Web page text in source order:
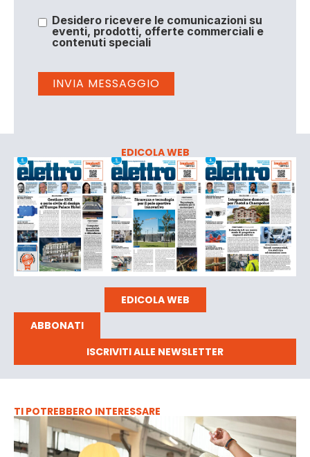
Desidero ricevere le comunicazioni su
eventi, prodotti, offerte commerciali e
contenuti speciali
EDICOLA WEB
EDICOLA WEB
ABBONATI
ISCRIVITI ALLE NEWSLETTER
TI POTREBBERO INTERESSARE